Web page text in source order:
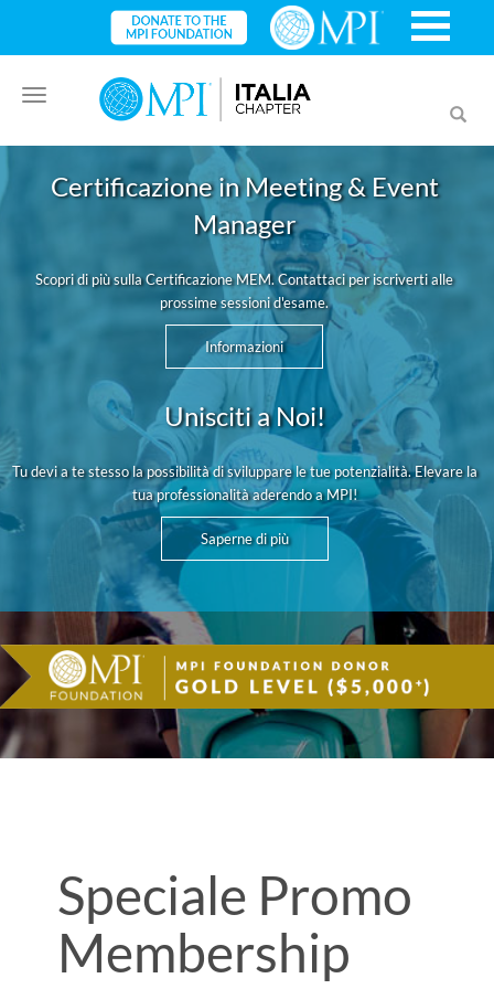
Toggle
navigation
Certificazione in Meeting & Event
Manager
Scopri di più sulla Certificazione MEM. Contattaci per iscriverti alle
prossime sessioni d'esame.
Informazioni
Unisciti a Noi!
Tu devi a te stesso la possibilità di sviluppare le tue potenzialità. Elevare la
tua professionalità aderendo a MPI!
Saperne di più
Speciale Promo
Membership